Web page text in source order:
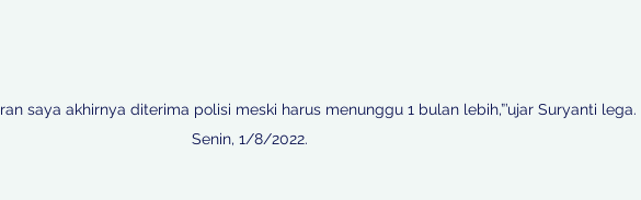
saya akhirnya diterima polisi meski harus menunggu 1 bulan lebih,”’ujar Suryanti lega.
Senin, 1/8/2022.